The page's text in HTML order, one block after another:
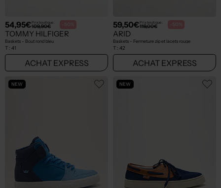
54,95€Prix boutique :
109,90€ -50%
TOMMY HILFIGER
Baskets - Bout rond bleu
T : 41
ACHAT EXPRESS
59,50€Prix boutique :
119,00€ -50%
ARID
Baskets - Fermeture zip et lacets rouge
T : 42
ACHAT EXPRESS
NEW NEW